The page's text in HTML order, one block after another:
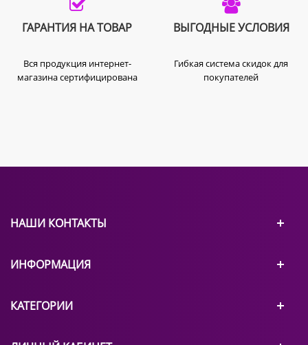
ГАРАНТИЯ НА ТОВАР
Вся продукция интернет-
магазина сертифицирована
ВЫГОДНЫЕ УСЛОВИЯ
Гибкая система скидок для
покупателей
НАШИ КОНТАКТЫ
ИНФОРМАЦИЯ
КАТЕГОРИИ